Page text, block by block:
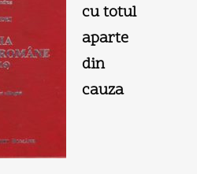
cu totul
aparte
din
cauza